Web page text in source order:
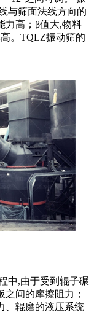
与筛面法线方向的
力高；β值大,物料
。TQLZ振动筛的
中,由于受到辊子碾
间的摩擦阻力；
、辊磨的液压系统